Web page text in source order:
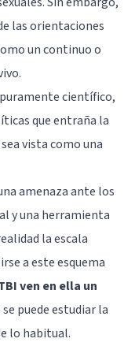
las orientaciones
un continuo o
científico,
que entraña la
vista como una
amenaza ante los
y una herramienta
la escala
a este esquema
ven en ella un
se puede estudiar la
lo habitual.